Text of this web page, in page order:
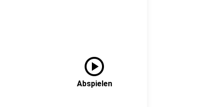
play_circle
Abspielen